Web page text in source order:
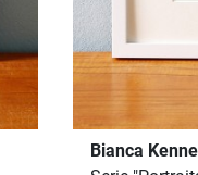
Bianca